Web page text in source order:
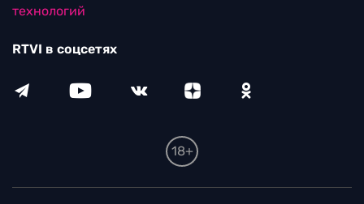
технологий
RTVI в соцсетях
18+